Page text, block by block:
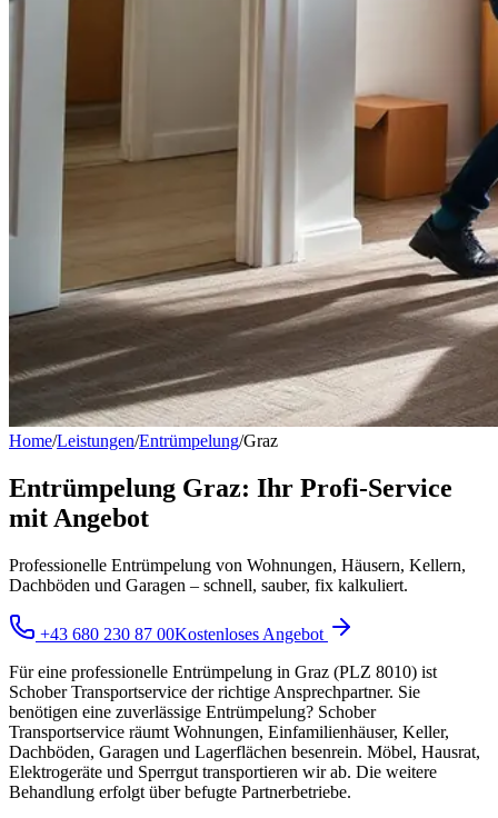
Home/Leistungen/Entrümpelung/Graz
Entrümpelung Graz: Ihr Profi-Service
mit Angebot
Professionelle Entrümpelung von Wohnungen, Häusern, Kellern,
Dachböden und Garagen – schnell, sauber, fix kalkuliert.
+43 680 230 87 00Kostenloses Angebot
Für eine professionelle Entrümpelung in Graz (PLZ 8010) ist
Schober Transportservice der richtige Ansprechpartner. Sie
benötigen eine zuverlässige Entrümpelung? Schober
Transportservice räumt Wohnungen, Einfamilienhäuser, Keller,
Dachböden, Garagen und Lagerflächen besenrein. Möbel, Hausrat,
Elektrogeräte und Sperrgut transportieren wir ab. Die weitere
Behandlung erfolgt über befugte Partnerbetriebe.